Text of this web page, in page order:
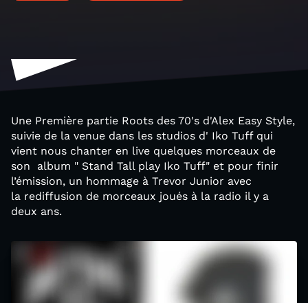
Une Première partie Roots des 70's d'Alex Easy Style,
suivie de la venue dans les studios d' Iko Tuff qui
vient nous chanter en live quelques morceaux de
son album " Stand Tall play Iko Tuff" et pour finir
l’émission, un hommage à Trevor Junior avec
la rediffusion de morceaux joués à la radio il y a
deux ans.